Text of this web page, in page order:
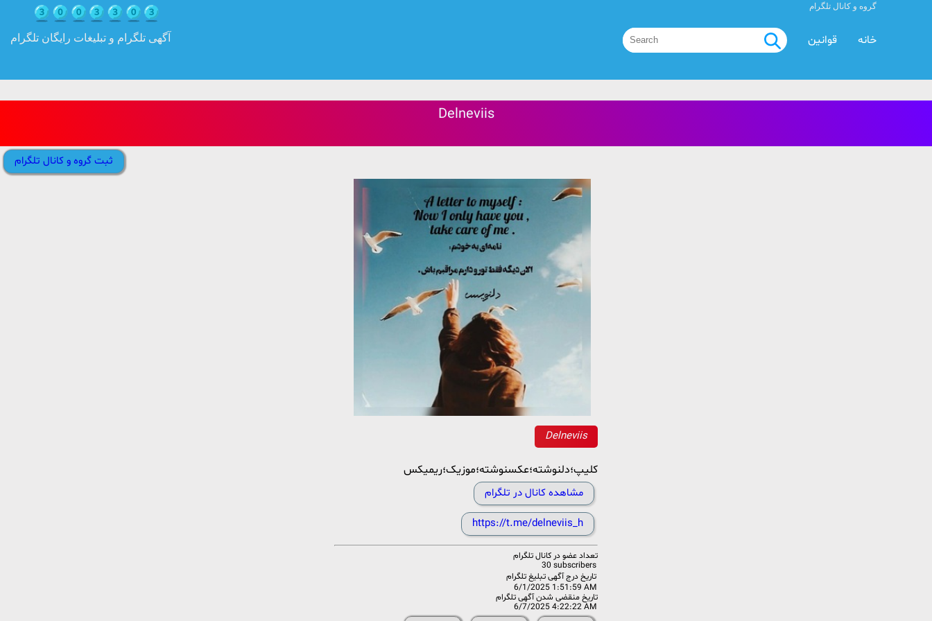
آگهی تلگرام و تبلیغات رایگان تلگرام
گروه و کانال تلگرام
قوانین خانه
Delneviis️
ثبت گروه و کانال تلگرام
Delneviis️
کلیپ؛دلنوشته؛عکسنوشته؛موزیک؛ریمیکس
مشاهده کانال در تلگرام
https://t.me/delneviis_h
تعداد عضو در کانال تلگرام
30 subscribers
تاریخ درج آگهی تبلیغ تلگرام
6/1/2025 1:51:59 AM
تاریخ منقضی شدن آگهی تلگرام
6/7/2025 4:22:22 AM